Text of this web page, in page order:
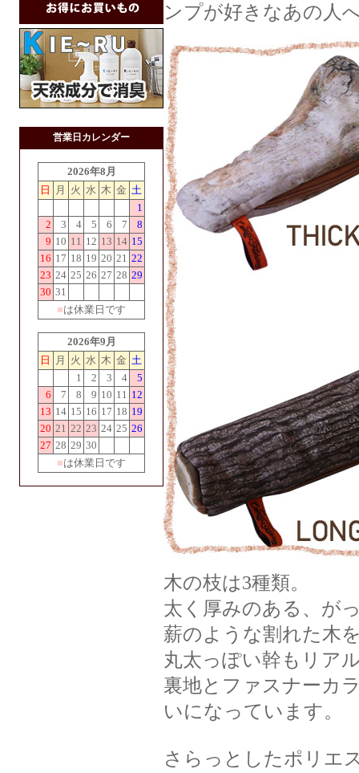
営業日カレンダー
2026年8月
日
月 火 水 木 金 土
1
2
3 4 5 6 7
8
9 10 11 12 13 14 15
16 17 18 19 20 21 22
23 24 25 26 27 28 29
30 31
■は休業日です
2026年9月
日
月 火 水 木 金 土
1
2 3 4
5
6
7 8 9 10 11 12
13 14 15 16 17 18 19
20 21 22 23 24 25 26
27 28 29 30
■は休業日です
ンプが好きなあの人
木の枝は3種類。
太く厚みのある、が
薪のような割れた木
丸太っぽい幹もリア
裏地とファスナーカ
いになっています。
さらっとしたポリエ